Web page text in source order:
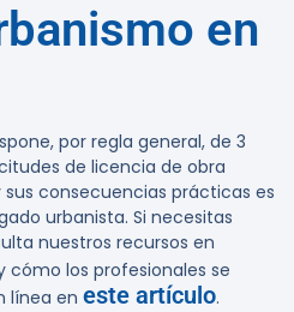
en
por regla general, de 3
de licencia de obra
consecuencias prácticas es
urbanista. Si necesitas
nuestros recursos en
cómo los profesionales se
línea en este artículo.